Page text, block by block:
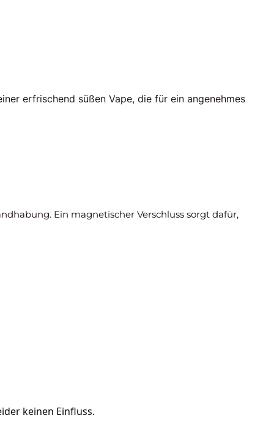
erfrischend süßen Vape, die für ein angenehmes
Ein magnetischer Verschluss sorgt dafür,
keinen Einfluss.